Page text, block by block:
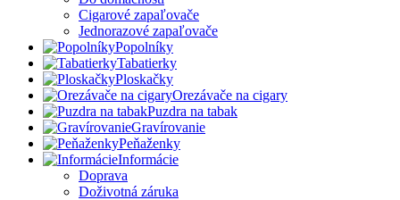
Cigarové zapaľovače
Jednorazové zapaľovače
Popolníky
Tabatierky
Ploskačky
Orezávače na cigary
Puzdra na tabak
Gravírovanie
Peňaženky
Informácie
Doprava
Doživotná záruka